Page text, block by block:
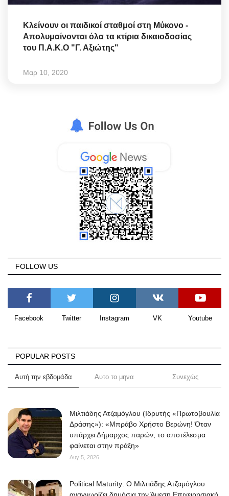
Κλείνουν οι παιδικοί σταθμοί στη Μύκονο -
Απολυμαίνονται όλα τα κτίρια δικαιοδοσίας
του Π.Α.Κ.Ο "Γ. Αξιώτης"
Μαρ 10, 2020
FOLLOW US
Facebook Twitter Instagram VK Youtube
POPULAR POSTS
Αυτή την εβδομάδα Αυτο το μηνα Συνεχώς
Μιλτιάδης Ατζαμόγλου (Ιδρυτής «Πρωτοβουλία
Δράσης»): «Μπράβο Χρήστο Βερώνη! Όταν
υπάρχει Δήμαρχος παρών, το αποτέλεσμα
φαίνεται στην πράξη»
Αυγ 5, 2026
Political Maturity: Ο Μιλτιάδης Ατζαμόγλου